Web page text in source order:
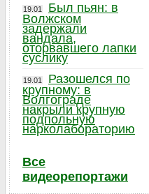
19.01
Был пьян: в
Волжском
задержали
вандала,
оторвавшего лапки
суслику
19.01
Разошелся по
крупному: в
Волгограде
накрыли крупную
подпольную
нарколабораторию
Все
видеорепортажи